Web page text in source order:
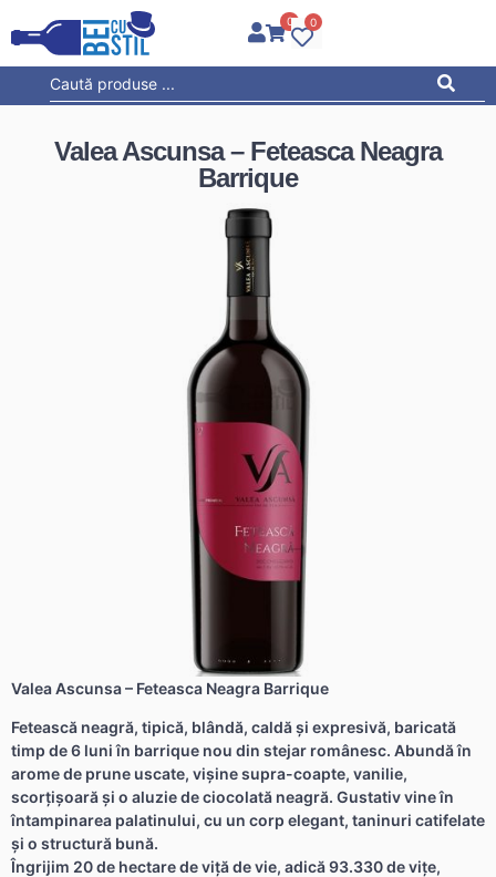
0 0
Valea Ascunsa – Feteasca Neagra
Barrique
Valea Ascunsa – Feteasca Neagra Barrique
Fetească neagră, tipică, blândă, caldă şi expresivă, baricată
timp de 6 luni în barrique nou din stejar românesc. Abundă în
arome de prune uscate, vişine supra-coapte, vanilie,
scorţişoară şi o aluzie de ciocolată neagră. Gustativ vine în
întampinarea palatinului, cu un corp elegant, taninuri catifelate
şi o structură bună.
Îngrijim 20 de hectare de viţă de vie, adică 93.330 de viţe,